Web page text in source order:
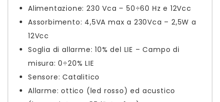
Alimentazione: 230 Vca – 50÷60 Hz e 12Vcc
Assorbimento: 4,5VA max a 230Vca – 2,5W a
12Vcc
Soglia di allarme: 10% del LIE – Campo di
misura: 0÷20% LIE
Sensore: Catalitico
Allarme: ottico (led rosso) ed acustico